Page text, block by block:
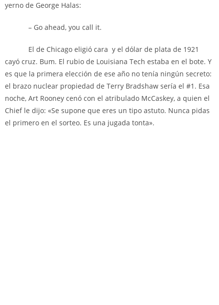
yerno de George Halas:
– Go ahead, you call it.
El de Chicago eligió cara y el dólar de plata de 1921
cayó cruz. Bum. El rubio de Louisiana Tech estaba en el bote. Y
es que la primera elección de ese año no tenía ningún secreto:
el brazo nuclear propiedad de Terry Bradshaw sería el #1. Esa
noche, Art Rooney cenó con el atribulado McCaskey, a quien el
Chief le dijo: «Se supone que eres un tipo astuto. Nunca pidas
el primero en el sorteo. Es una jugada tonta».